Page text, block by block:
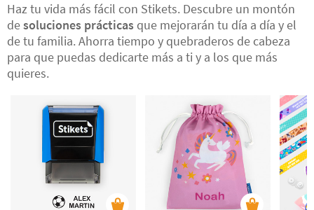
Haz tu vida más fácil con Stikets. Descubre un montón
desoluciones prácticas que mejorarán tu día a día y el
de tu familia. Ahorra tiempo y quebraderos de cabeza
para que puedas dedicarte más a ti y a los que más
quieres.